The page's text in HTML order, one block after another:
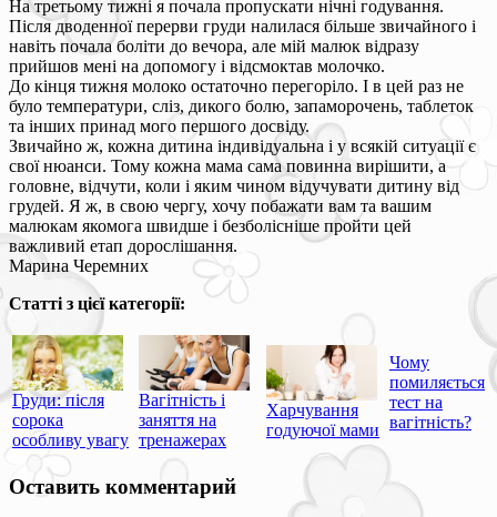
На третьому тижні я почала пропускати нічні годування.
Після дводенної перерви груди налилася більше звичайного і
навіть почала боліти до вечора, але мій малюк відразу
прийшов мені на допомогу і відсмоктав молочко.
До кінця тижня молоко остаточно перегоріло. І в цей раз не
було температури, сліз, дикого болю, запаморочень, таблеток
та інших принад мого першого досвіду.
Звичайно ж, кожна дитина індивідуальна і у всякій ситуації є
свої нюанси. Тому кожна мама сама повинна вирішити, а
головне, відчути, коли і яким чином відучувати дитину від
грудей. Я ж, в свою чергу, хочу побажати вам та вашим
малюкам якомога швидше і безболісніше пройти цей
важливий етап дорослішання.
Марина Черемних
Статті з цієї категорії:
Груди: після
сорока
особливу увагу
Вагітність і
заняття на
тренажерах
Харчування
годуючої мами
Чому
помиляється
тест на
вагітність?
Оставить комментарий